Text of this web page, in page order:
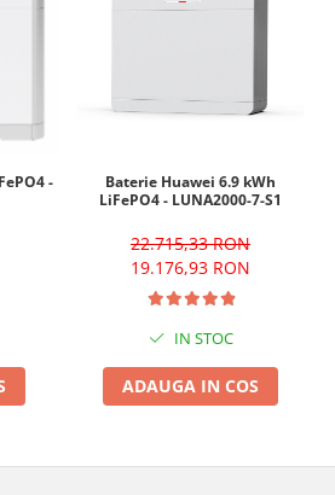
-
Baterie Huawei 6.9 kWh
LiFePO4 - LUNA2000-7-S1
22.715,33 RON
19.176,93 RON
IN STOC
ADAUGA IN COS